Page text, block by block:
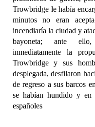
Trowbridge le había
minutos no eran
incendiaría la ciudad y
bayoneta; ante
inmediatamente la
Trowbridge y sus
desplegada, desfilaron
de regreso a sus barcos
se habían hundido y en
españoles